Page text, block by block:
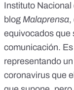
Instituto
blog Malaprensa,
equivocados que
comunicación.
representando
coronavirus que